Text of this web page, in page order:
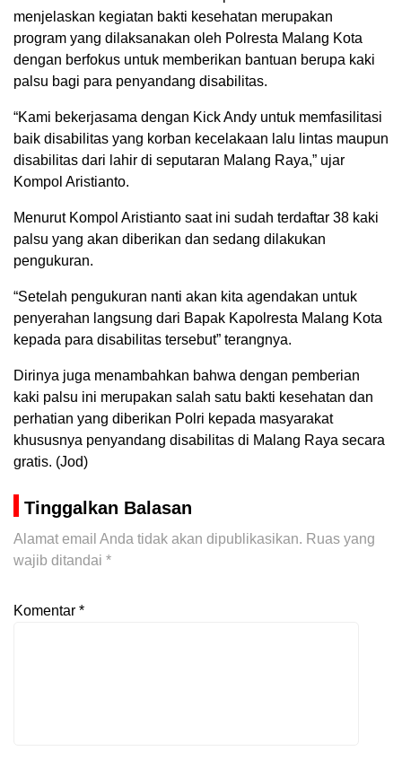
menjelaskan kegiatan bakti kesehatan merupakan
program yang dilaksanakan oleh Polresta Malang Kota
dengan berfokus untuk memberikan bantuan berupa kaki
palsu bagi para penyandang disabilitas.
“Kami bekerjasama dengan Kick Andy untuk memfasilitasi
baik disabilitas yang korban kecelakaan lalu lintas maupun
disabilitas dari lahir di seputaran Malang Raya,” ujar
Kompol Aristianto.
Menurut Kompol Aristianto saat ini sudah terdaftar 38 kaki
palsu yang akan diberikan dan sedang dilakukan
pengukuran.
“Setelah pengukuran nanti akan kita agendakan untuk
penyerahan langsung dari Bapak Kapolresta Malang Kota
kepada para disabilitas tersebut” terangnya.
Dirinya juga menambahkan bahwa dengan pemberian
kaki palsu ini merupakan salah satu bakti kesehatan dan
perhatian yang diberikan Polri kepada masyarakat
khususnya penyandang disabilitas di Malang Raya secara
gratis. (Jod)
Tinggalkan Balasan
Alamat email Anda tidak akan dipublikasikan. Ruas yang
wajib ditandai *
Komentar *